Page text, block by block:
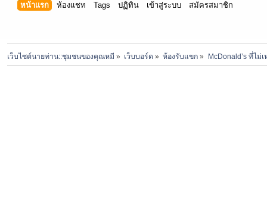
หน้าแรก ห้องแชท Tags ปฏิทิน เข้าสู่ระบบ สมัครสมาชิก
เว็บไซต์นายท่าน::ชุมชนของคุณหมี » เว็บบอร์ด » ห้องรับแขก » McDonald’s ที่ไม่